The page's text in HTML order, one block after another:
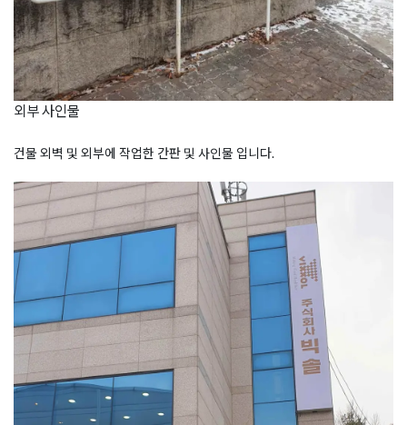
외부 사인물
건물 외벽 및 외부에 작업한 간판 및 사인물 입니다.